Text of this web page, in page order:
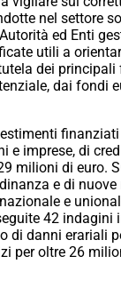
nel settore
ed Enti
utili a
dei
dai fondi
imprese, di
milioni di euro.
e di
e
42
di danni erariali
per oltre 26